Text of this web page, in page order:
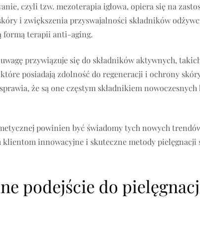
czyli tzw. mezoterapia igłowa, opiera się na
i zwiększenia przyswajalności składników
formą terapii anti-aging.
przywiązuje się do składników aktywnych,
posiadają zdolność do regeneracji i ochrony
że są one częstym składnikiem
powinien być świadomy tych nowych
klientom innowacyjne i skuteczne metody pielęgnacji
podejście do